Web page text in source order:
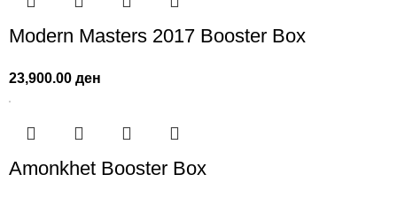
Modern Masters 2017 Booster Box
23,900.00ден
Amonkhet Booster Box